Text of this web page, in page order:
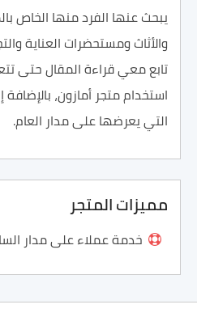
يبحث عنها الفرد منها الخاص
والأثاث ومستحضرات العناية
تابع معي قراءة المقال حتى
استخدام متجر أمازون،
التي يعرضها على مدار العام.
مميزات المتجر
خدمة عملاء على مدار